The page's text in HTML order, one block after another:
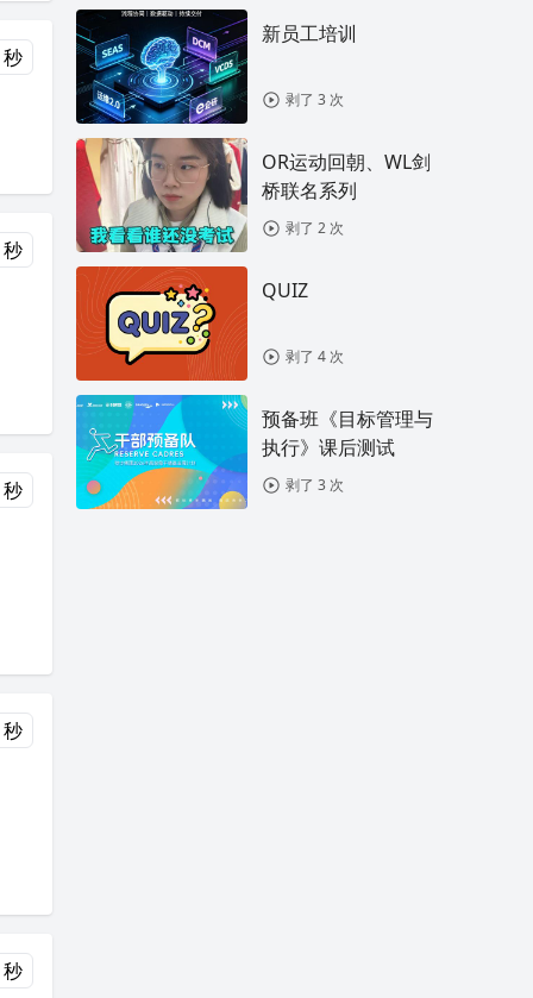
新员工培训
剥了 3 次
OR运动回朝、WL剑
桥联名系列
剥了 2 次
QUIZ
剥了 4 次
预备班《目标管理与
执行》课后测试
剥了 3 次